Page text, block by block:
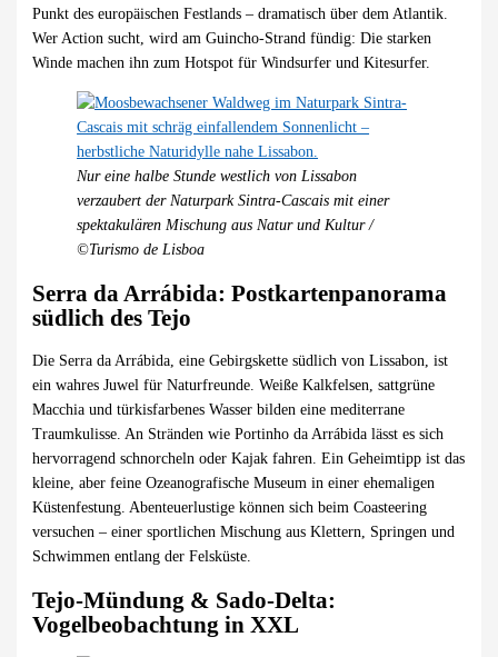
Punkt des europäischen Festlands – dramatisch über dem Atlantik.
Wer Action sucht, wird am Guincho-Strand fündig: Die starken
Winde machen ihn zum Hotspot für Windsurfer und Kitesurfer.
Nur eine halbe Stunde westlich von Lissabon
verzaubert der Naturpark Sintra-Cascais mit einer
spektakulären Mischung aus Natur und Kultur /
©Turismo de Lisboa
Serra da Arrábida: Postkartenpanorama
südlich des Tejo
Die Serra da Arrábida, eine Gebirgskette südlich von Lissabon, ist
ein wahres Juwel für Naturfreunde. Weiße Kalkfelsen, sattgrüne
Macchia und türkisfarbenes Wasser bilden eine mediterrane
Traumkulisse. An Stränden wie Portinho da Arrábida lässt es sich
hervorragend schnorcheln oder Kajak fahren. Ein Geheimtipp ist das
kleine, aber feine Ozeanografische Museum in einer ehemaligen
Küstenfestung. Abenteuerlustige können sich beim Coasteering
versuchen – einer sportlichen Mischung aus Klettern, Springen und
Schwimmen entlang der Felsküste.
Tejo-Mündung & Sado-Delta:
Vogelbeobachtung in XXL